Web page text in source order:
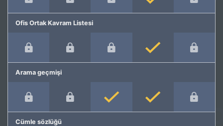
Ofis Ortak Kavram Listesi
Arama geçmişi
Cümle sözlüğü